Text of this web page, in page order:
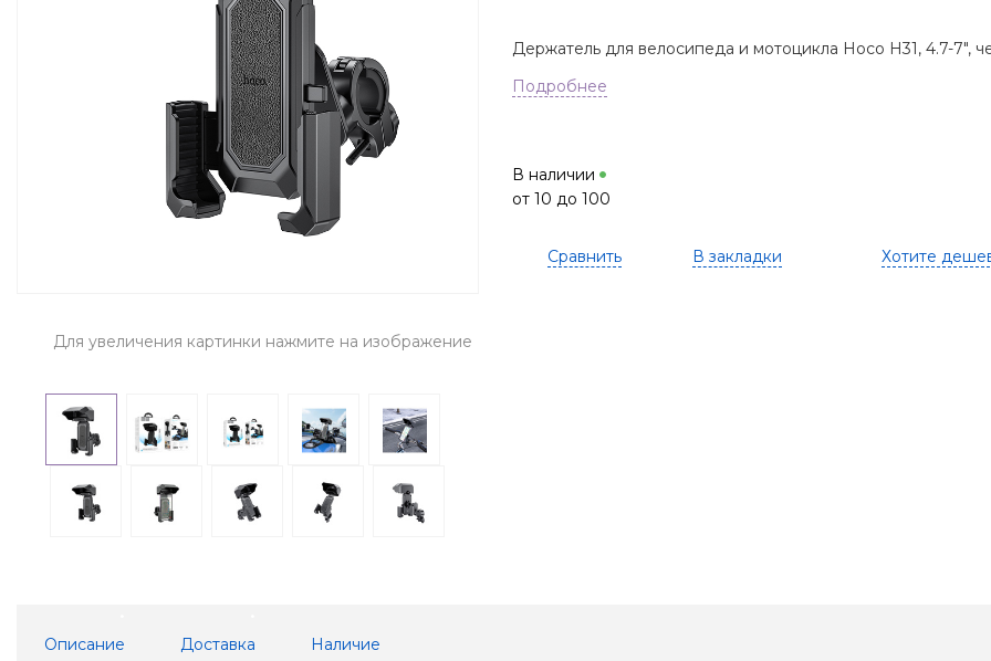
Для увеличения картинки нажмите на изображение
Держатель для велосипеда и мотоцикла Hoco H31, 4.7-7",
Подробнее
В наличии
от 10 до 100
Сравнить В закладки Хотите
Описание Доставка Наличие